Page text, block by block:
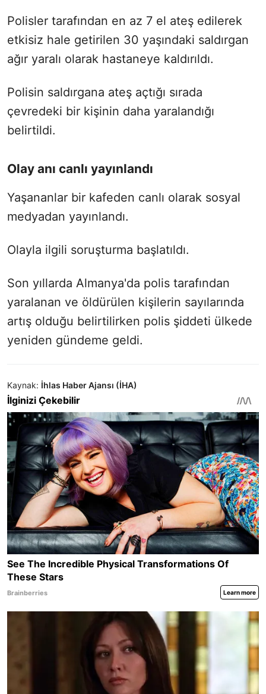
Polisler tarafından en az 7 el ateş edilerek
etkisiz hale getirilen 30 yaşındaki saldırgan
ağır yaralı olarak hastaneye kaldırıldı.
Polisin saldırgana ateş açtığı sırada
çevredeki bir kişinin daha yaralandığı
belirtildi.
Olay anı canlı yayınlandı
Yaşananlar bir kafeden canlı olarak sosyal
medyadan yayınlandı.
Olayla ilgili soruşturma başlatıldı.
Son yıllarda Almanya'da polis tarafından
yaralanan ve öldürülen kişilerin sayılarında
artış olduğu belirtilirken polis şiddeti ülkede
yeniden gündeme geldi.
Kaynak: İhlas Haber Ajansı (İHA)